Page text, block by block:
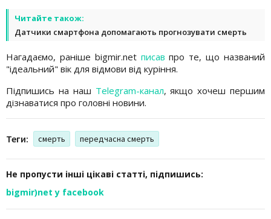
Читайте також:
Датчики смартфона допомагають прогнозувати смерть
Нагадаємо, раніше bigmir.net писав про те, що названий
"ідеальний" вік для відмови від куріння.
Підпишись на наш Telegram-канал, якщо хочеш першим
дізнаватися про головні новини.
Теги: смерть передчасна смерть
Не пропусти інші цікаві статті, підпишись:
bigmir)net у facebook